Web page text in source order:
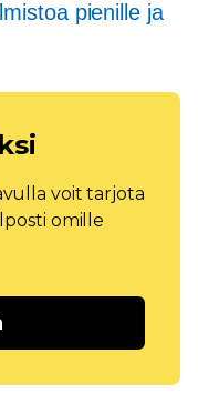
pienille ja
voit tarjota
omille